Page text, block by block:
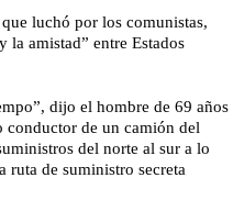
luchó por los comunistas,
la amistad” entre Estados
dijo el hombre de 69 años
conductor de un camión del
del norte al sur a lo
de suministro secreta